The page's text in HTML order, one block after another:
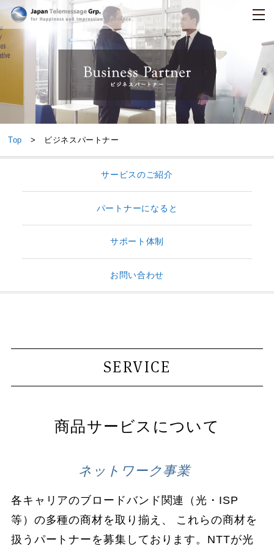
日本テレメッセージ
ビジネスパートナー
Top > ビジネスパートナー
サービスのご紹介
パートナーになると
サポート体制
お問い合わせ
SERVICE
商品サービスについて
ネットワーク事業
各キャリアのブロードバンド関連（光・ISP
等）の多種の商材を取り揃え、 これらの商材を
扱うパートナーを募集しております。NTTが光